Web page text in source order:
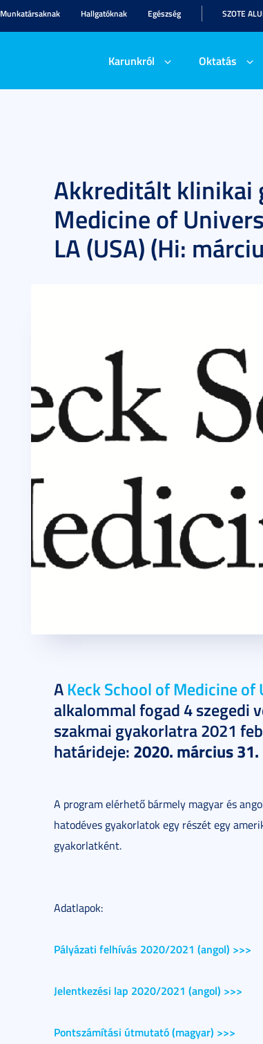
Munkatársaknak Hallgatóknak Egészség SZOTE
Karunkról Oktatás
Akkreditált klinikai
Medicine of
LA (USA) (Hi:
AKeck School of Medicine
alkalommal fogad 4 szegedi
szakmai gyakorlatra 2021
határideje: 2020. március 31.
A program elérhető bármely magyar és
hatodéves gyakorlatok egy részét egy
gyakorlatként.
Adatlapok:
Pályázati felhívás 2020/2021 (angol) >>>
Jelentkezési lap 2020/2021 (angol) >>>
Pontszámítási útmutató (magyar) >>>